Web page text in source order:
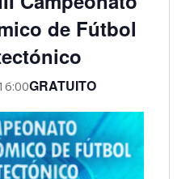
de Fútbol
GRATUITO